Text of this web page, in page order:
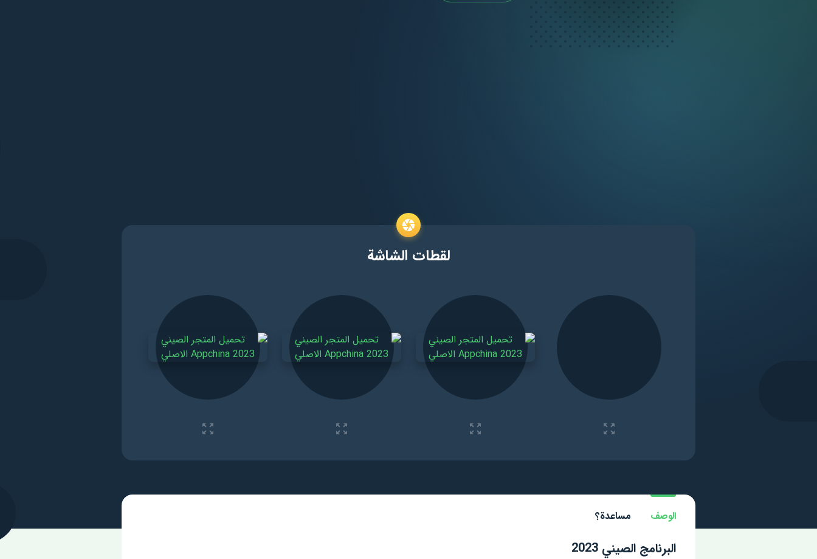
لقطات الشاشة
الوصف مساعدة؟
البرنامج الصيني 2023